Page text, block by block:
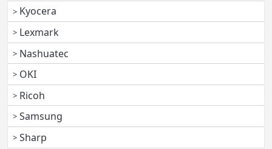
Kyocera
Lexmark
Nashuatec
OKI
Ricoh
Samsung
Sharp